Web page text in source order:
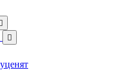

